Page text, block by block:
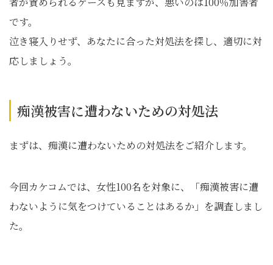
です。
泣き寝入りせず、あなたに合った対処法を探し、適切に対
応しましょう。
痴漢被害に遭わないための対処法
まずは、痴漢に遭わないための対処法をご紹介します。
今回カケコムでは、女性100名を対象に、「痴漢被害に遭
わないように気をつけていることはあるか」を調査しまし
た。